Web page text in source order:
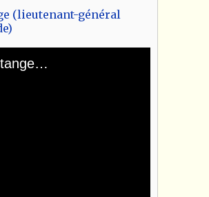
(lieutenant-général